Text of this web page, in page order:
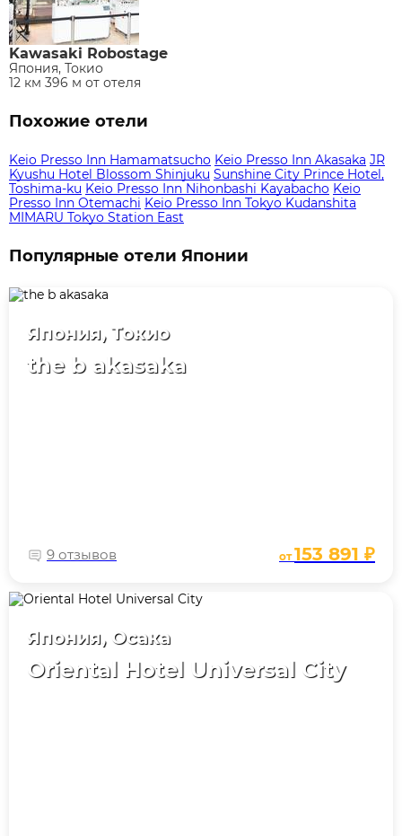
Kawasaki Robostage
Япония, Токио
12 км 396 м от отеля
Похожие отели
Keio Presso Inn Hamamatsucho Keio Presso Inn Akasaka JR
Kyushu Hotel Blossom Shinjuku Sunshine City Prince Hotel,
Toshima-ku Keio Presso Inn Nihonbashi Kayabacho Keio
Presso Inn Otemachi Keio Presso Inn Tokyo Kudanshita
MIMARU Tokyo Station East
Популярные отели Японии
Япония, Токио
the b akasaka
9 отзывов от153 891 ₽
Япония, Осака
Oriental Hotel Universal City